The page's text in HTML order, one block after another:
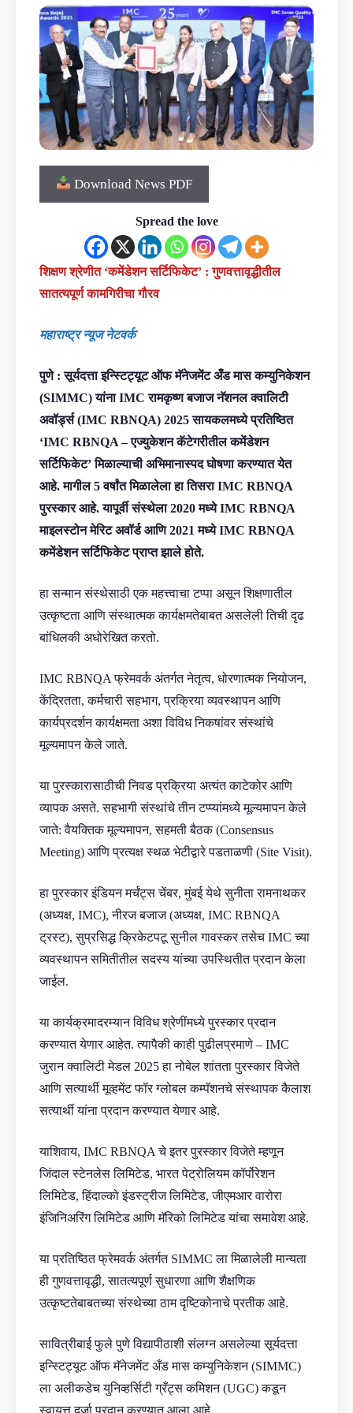
Download News PDF
Spread the love
शिक्षण श्रेणीत ‘कमेंडेशन सर्टिफिकेट’ : गुणवत्तावृद्धीतील
सातत्यपूर्ण कामगिरीचा गौरव
महाराष्ट्र न्यूज नेटवर्क
पुणे : सूर्यदत्ता इन्स्टिट्यूट ऑफ मॅनेजमेंट अँड मास कम्युनिकेशन
(SIMMC) यांना IMC रामकृष्ण बजाज नॅशनल क्वालिटी
अवॉर्ड्स (IMC RBNQA) 2025 सायकलमध्ये प्रतिष्ठित
‘IMC RBNQA – एज्युकेशन कॅटेगरीतील कमेंडेशन
सर्टिफिकेट’ मिळाल्याची अभिमानास्पद घोषणा करण्यात येत
आहे. मागील 5 वर्षांत मिळालेला हा तिसरा IMC RBNQA
पुरस्कार आहे. यापूर्वी संस्थेला 2020 मध्ये IMC RBNQA
माइलस्टोन मेरिट अवॉर्ड आणि 2021 मध्ये IMC RBNQA
कमेंडेशन सर्टिफिकेट प्राप्त झाले होते.
हा सन्मान संस्थेसाठी एक महत्त्वाचा टप्पा असून शिक्षणातील
उत्कृष्टता आणि संस्थात्मक कार्यक्षमतेबाबत असलेली तिची दृढ
बांधिलकी अधोरेखित करतो.
IMC RBNQA फ्रेमवर्क अंतर्गत नेतृत्व, धोरणात्मक नियोजन,
केंद्रितता, कर्मचारी सहभाग, प्रक्रिया व्यवस्थापन आणि
कार्यप्रदर्शन कार्यक्षमता अशा विविध निकषांवर संस्थांचे
मूल्यमापन केले जाते.
या पुरस्कारासाठीची निवड प्रक्रिया अत्यंत काटेकोर आणि
व्यापक असते. सहभागी संस्थांचे तीन टप्प्यांमध्ये मूल्यमापन केले
जाते: वैयक्तिक मूल्यमापन, सहमती बैठक (Consensus
Meeting) आणि प्रत्यक्ष स्थळ भेटीद्वारे पडताळणी (Site Visit).
हा पुरस्कार इंडियन मर्चंट्स चेंबर, मुंबई येथे सुनीता रामनाथकर
(अध्यक्ष, IMC), नीरज बजाज (अध्यक्ष, IMC RBNQA
ट्रस्ट), सुप्रसिद्ध क्रिकेटपटू सुनील गावस्कर तसेच IMC च्या
व्यवस्थापन समितीतील सदस्य यांच्या उपस्थितीत प्रदान केला
जाईल.
या कार्यक्रमादरम्यान विविध श्रेणींमध्ये पुरस्कार प्रदान
करण्यात येणार आहेत. त्यापैकी काही पुढीलप्रमाणे – IMC
जुरान क्वालिटी मेडल 2025 हा नोबेल शांतता पुरस्कार विजेते
आणि सत्यार्थी मूव्हमेंट फॉर ग्लोबल कम्पॅशनचे संस्थापक कैलाश
सत्यार्थी यांना प्रदान करण्यात येणार आहे.
याशिवाय, IMC RBNQA चे इतर पुरस्कार विजेते म्हणून
जिंदाल स्टेनलेस लिमिटेड, भारत पेट्रोलियम कॉर्पोरेशन
लिमिटेड, हिंदाल्को इंडस्ट्रीज लिमिटेड, जीएमआर वारोरा
इंजिनिअरिंग लिमिटेड आणि मॅरिको लिमिटेड यांचा समावेश आहे.
या प्रतिष्ठित फ्रेमवर्क अंतर्गत SIMMC ला मिळालेली मान्यता
ही गुणवत्तावृद्धी, सातत्यपूर्ण सुधारणा आणि शैक्षणिक
उत्कृष्टतेबाबतच्या संस्थेच्या ठाम दृष्टिकोनाचे प्रतीक आहे.
सावित्रीबाई फुले पुणे विद्यापीठाशी संलग्न असलेल्या सूर्यदत्ता
इन्स्टिट्यूट ऑफ मॅनेजमेंट अँड मास कम्युनिकेशन (SIMMC)
ला अलीकडेच युनिव्हर्सिटी ग्रँट्स कमिशन (UGC) कडून
स्वायत्त दर्जा प्रदान करण्यात आला आहे.